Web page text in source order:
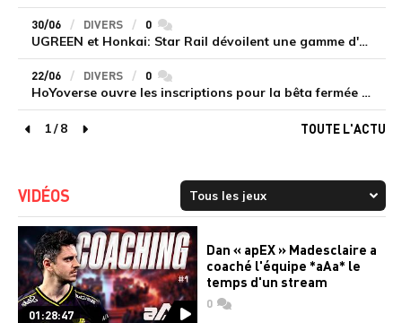
30/06 DIVERS 0commentaires
UGREEN et Honkai: Star Rail dévoilent une gamme d'accessoires de recharge en édition limitée
22/06 DIVERS 0commentaires
HoYoverse ouvre les inscriptions pour la bêta fermée de Honkai : Nexus Anima
page précédente
1/8
page suivante
TOUTE L'ACTU
VIDÉOS
01:28:47
Dan « apEX » Madesclaire a
coaché l'équipe *aAa* le
temps d'un stream
0commentaires